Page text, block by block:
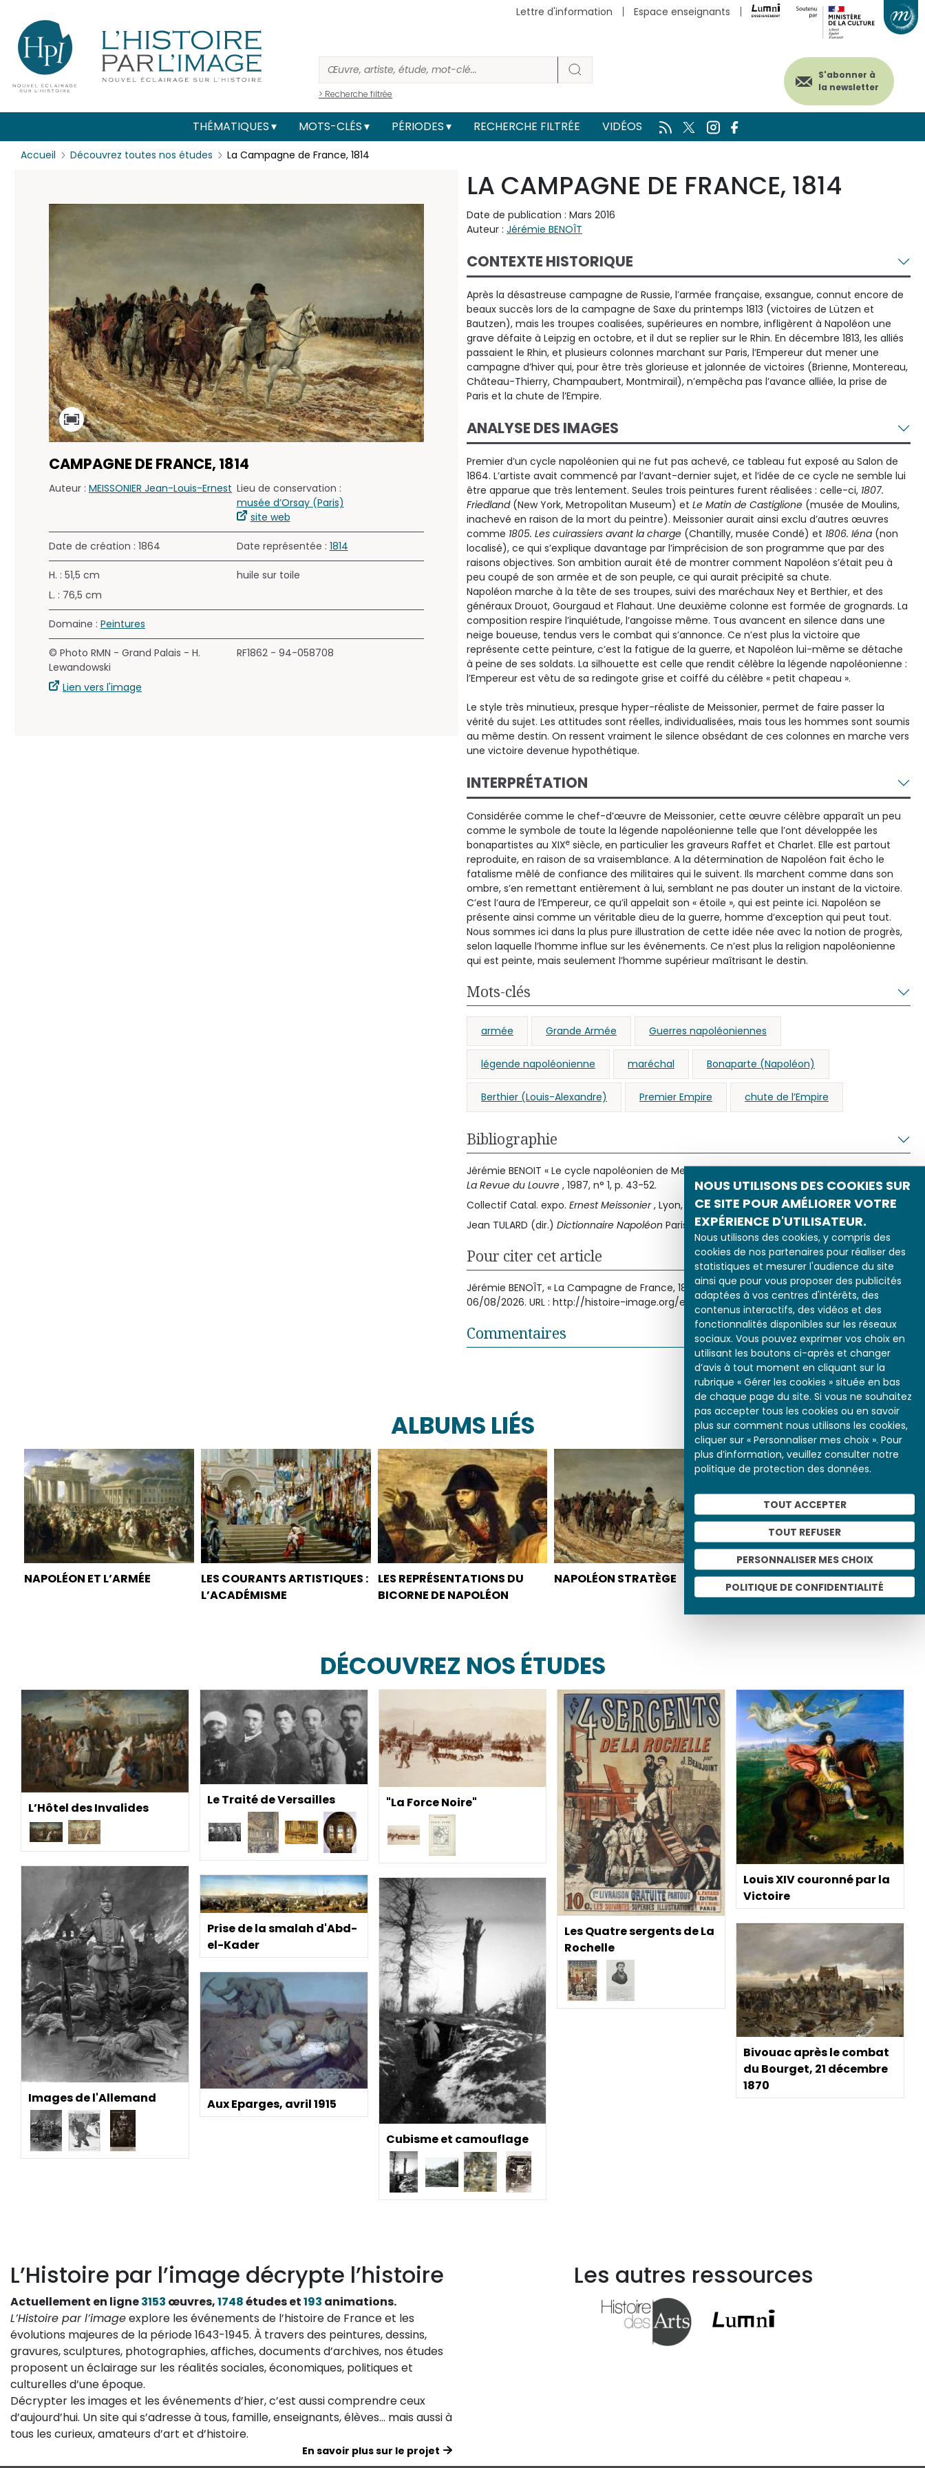
NOUS UTILISONS DES COOKIES SUR
CE SITE POUR AMÉLIORER VOTRE
EXPÉRIENCE D'UTILISATEUR.
Nous utilisons des cookies, y compris des
cookies de nos partenaires pour réaliser des
statistiques et mesurer l'audience du site
ainsi que pour vous proposer des publicités
adaptées à vos centres d'intérêts, des
contenus interactifs, des vidéos et des
fonctionnalités disponibles sur les réseaux
sociaux. Vous pouvez exprimer vos choix en
utilisant les boutons ci-après et changer
d’avis à tout moment en cliquant sur la
rubrique « Gérer les cookies » située en bas
de chaque page du site. Si vous ne souhaitez
pas accepter tous les cookies ou en savoir
plus sur comment nous utilisons les cookies,
cliquer sur « Personnaliser mes choix ». Pour
plus d’information, veuillez consulter notre
politique de protection des données.
TOUT ACCEPTER
TOUT REFUSER
PERSONNALISER MES CHOIX
POLITIQUE DE CONFIDENTIALITÉ
> Recherche filtrée
Menu
secondaire
(header)
Lettre d'information Espace enseignants
S'abonner à
la newsletter
Main
navigation
THÉMATIQUES MOTS-CLÉS PÉRIODES RECHERCHE FILTRÉE VIDÉOS
Accueil Découvrez toutes nos études La Campagne de France, 1814
CAMPAGNE DE FRANCE, 1814
Auteur : MEISSONIER Jean-Louis-Ernest Lieu de conservation :
musée d’Orsay (Paris)
site web
Date de création : 1864 Date représentée : 1814
H. : 51,5 cm
L. : 76,5 cm
huile sur toile
Domaine : Peintures
© Photo RMN - Grand Palais - H.
Lewandowski
Lien vers l'image
RF1862 - 94-058708
LA CAMPAGNE DE FRANCE, 1814
Date de publication : Mars 2016
Auteur : Jérémie BENOÎT
CONTEXTE HISTORIQUE
Après la désastreuse campagne de Russie, l’armée française, exsangue, connut encore de
beaux succès lors de la campagne de Saxe du printemps 1813 (victoires de Lützen et
Bautzen), mais les troupes coalisées, supérieures en nombre, infligèrent à Napoléon une
grave défaite à Leipzig en octobre, et il dut se replier sur le Rhin. En décembre 1813, les alliés
passaient le Rhin, et plusieurs colonnes marchant sur Paris, l’Empereur dut mener une
campagne d’hiver qui, pour être très glorieuse et jalonnée de victoires (Brienne, Montereau,
Château-Thierry, Champaubert, Montmirail), n’empêcha pas l’avance alliée, la prise de
Paris et la chute de l’Empire.
ANALYSE DES IMAGES
Premier d’un cycle napoléonien qui ne fut pas achevé, ce tableau fut exposé au Salon de
1864. L’artiste avait commencé par l’avant-dernier sujet, et l’idée de ce cycle ne semble lui
être apparue que très lentement. Seules trois peintures furent réalisées : celle-ci, 1807.
Friedland(New York, Metropolitan Museum) et Le Matin de Castiglione (musée de Moulins,
inachevé en raison de la mort du peintre). Meissonier aurait ainsi exclu d’autres œuvres
comme 1805. Les cuirassiers avant la charge (Chantilly, musée Condé) et 1806. Iéna (non
localisé), ce qui s’explique davantage par l’imprécision de son programme que par des
raisons objectives. Son ambition aurait été de montrer comment Napoléon s’était peu à
peu coupé de son armée et de son peuple, ce qui aurait précipité sa chute.
Napoléon marche à la tête de ses troupes, suivi des maréchaux Ney et Berthier, et des
généraux Drouot, Gourgaud et Flahaut. Une deuxième colonne est formée de grognards. La
composition respire l’inquiétude, l’angoisse même. Tous avancent en silence dans une
neige boueuse, tendus vers le combat qui s’annonce. Ce n’est plus la victoire que
représente cette peinture, c’est la fatigue de la guerre, et Napoléon lui-même se détache
à peine de ses soldats. La silhouette est celle que rendit célèbre la légende napoléonienne :
l’Empereur est vêtu de sa redingote grise et coiffé du célèbre « petit chapeau ».
Le style très minutieux, presque hyper-réaliste de Meissonier, permet de faire passer la
vérité du sujet. Les attitudes sont réelles, individualisées, mais tous les hommes sont soumis
au même destin. On ressent vraiment le silence obsédant de ces colonnes en marche vers
une victoire devenue hypothétique.
INTERPRÉTATION
Considérée comme le chef-d’œuvre de Meissonier, cette œuvre célèbre apparaît un peu
comme le symbole de toute la légende napoléonienne telle que l’ont développée les
bonapartistes au XIXe siècle, en particulier les graveurs Raffet et Charlet. Elle est partout
reproduite, en raison de sa vraisemblance. A la détermination de Napoléon fait écho le
fatalisme mêlé de confiance des militaires qui le suivent. Ils marchent comme dans son
ombre, s’en remettant entièrement à lui, semblant ne pas douter un instant de la victoire.
C’est l’aura de l’Empereur, ce qu’il appelait son « étoile », qui est peinte ici. Napoléon se
présente ainsi comme un véritable dieu de la guerre, homme d’exception qui peut tout.
Nous sommes ici dans la plus pure illustration de cette idée née avec la notion de progrès,
selon laquelle l’homme influe sur les événements. Ce n’est plus la religion napoléonienne
qui est peinte, mais seulement l’homme supérieur maîtrisant le destin.
Mots-clés
armée Grande Armée Guerres napoléoniennes
légende napoléonienne maréchal Bonaparte (Napoléon)
Berthier (Louis-Alexandre) Premier Empire chute de l’Empire
Bibliographie
Jérémie BENOIT « Le cycle napoléonien de Meissonier. Un tableau du musée de Moulins »in
La Revue du Louvre , 1987, n° 1, p. 43-52.
Collectif Catal. expo. Ernest Meissonier, Lyon, musée des Beaux-ArtsParis, RMN, 1993.
Jean TULARD (dir.) Dictionnaire Napoléon Paris, Fayard, 1999.
Pour citer cet article
Jérémie BENOÎT, « La Campagne de France, 1814 », Histoire par l'image [en ligne], consulté le
06/08/2026. URL : http://histoire-image.org/etudes/campagne-france-1814
Commentaires
Partager sur
ALBUMS LIÉS
NAPOLÉON ET L’ARMÉE
LES COURANTS ARTISTIQUES :
L’ACADÉMISME
LES REPRÉSENTATIONS DU
BICORNE DE NAPOLÉON
NAPOLÉON STRATÈGE SUR LES PAS DE NAPOLÉON
DÉCOUVREZ NOS ÉTUDES
L’Hôtel des Invalides
Le Traité de Versailles "La Force Noire"
Les Quatre sergents de La
Rochelle
Louis XIV couronné par la
Victoire
Images de l'Allemand
Prise de la smalah d'Abd-
el-Kader
Cubisme et camouflage
Bivouac après le combat
du Bourget, 21 décembre
1870
Aux Eparges, avril 1915
L’Histoire par l’image décrypte l’histoire
Actuellement en ligne3153 œuvres,1748études et193 animations.
L’Histoire par l’imageexplore les événements de l’histoire de France et les
évolutions majeures de la période 1643-1945. À travers des peintures, dessins,
gravures, sculptures, photographies, affiches, documents d’archives, nos études
proposent un éclairage sur les réalités sociales, économiques, politiques et
culturelles d’une époque.
Décrypter les images et les événements d’hier, c’est aussi comprendre ceux
d’aujourd’hui. Un site qui s’adresse à tous, famille, enseignants, élèves… mais aussi à
tous les curieux, amateurs d’art et d’histoire.
En savoir plus sur le projet
Les autres ressources